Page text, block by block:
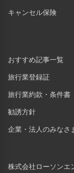
キャンセル保険
おすすめ記事一覧
旅行業登録証
旅行業約款・条件書
勧誘方針
企業・法人のみなさ
株式会社ローソンエ